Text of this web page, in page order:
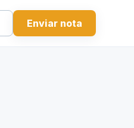
Enviar nota